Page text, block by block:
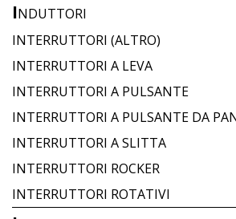
INDUTTORI
INTERRUTTORI (ALTRO)
INTERRUTTORI A LEVA
INTERRUTTORI A PULSANTE
INTERRUTTORI A PULSANTE DA
INTERRUTTORI A SLITTA
INTERRUTTORI ROCKER
INTERRUTTORI ROTATIVI